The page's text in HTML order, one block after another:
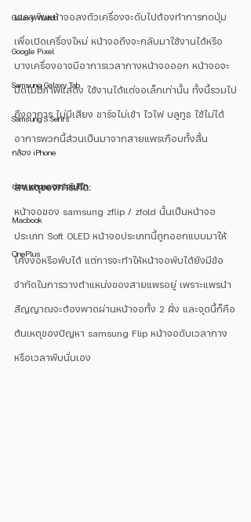
Galaxy Watch
Google Pixel
Samsung Galaxy Tab
Samsung S Serirs
กล้อง iPhone
ซ่อม iphone ชาร์จไม่เข้า
Macbook
OnePlus
เวลาพับหน้าจอลงตัวเครื่องจะดับไปต้องทำการกดปุ่ม
เพื่อเปิดเครื่องใหม่ หน้าจอถึงจะกลับมาใช้งานได้หรือ
บางเครื่องอาจมีอาการเวลากางหน้าจอออก หน้าจอจะ
มืดไม่มีภาพแสดง ใช้งานได้แต่จอเล็กเท่านั้น ทั้งนี้รวมไป
ถึงอาการ ไม่มีเสียง ชาร์จไม่เข้า ไวไฟ บลูทูธ ใช้ไม่ได้
อาการพวกนี้ล้วนเป็นมาจากสายแพรเกือบทั้งสิ้น
สาเหตุของการเกิด:
หน้าจอของ samsung zflip / zfold นั้นเป็นหน้าจอ
ประเภท Soft OLED หน้าจอประเภทนี้ถูกออกแบบมาให้
โค้งงอหรือพับได้ แต่การจะทำให้หน้าจอพับได้ยังมีข้อ
จำกัดในการวางตำแหน่งของสายแพรอยู่ เพราะแพรนำ
สัญญาณจะต้องพาดผ่านหน้าจอทั้ง 2 ฝั่ง และจุดนี้ก็คือ
ต้นเหตุของปัญหา samsung Flip หน้าจอดับเวลากาง
หรือเวลาพับนั่นเอง